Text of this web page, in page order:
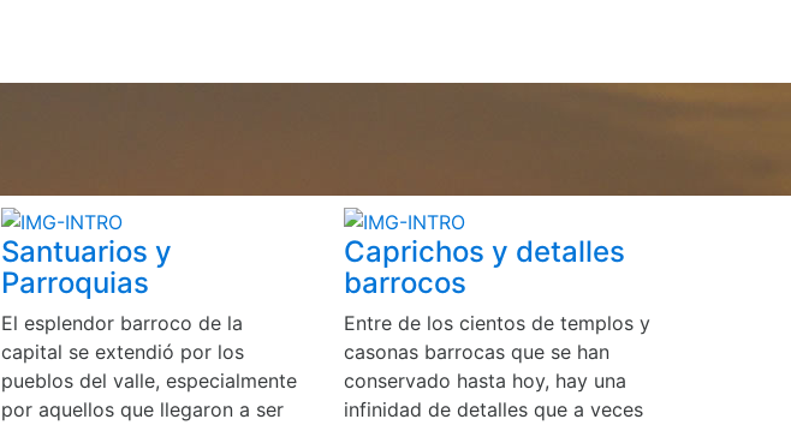
Santuarios y
Parroquias
El esplendor barroco de la
capital se extendió por los
pueblos del valle, especialmente
por aquellos que llegaron a ser
Caprichos y detalles
barrocos
Entre de los cientos de templos y
casonas barrocas que se han
conservado hasta hoy, hay una
infinidad de detalles que a veces